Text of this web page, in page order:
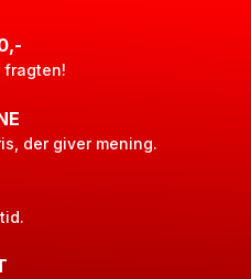
fragten!
der giver mening.